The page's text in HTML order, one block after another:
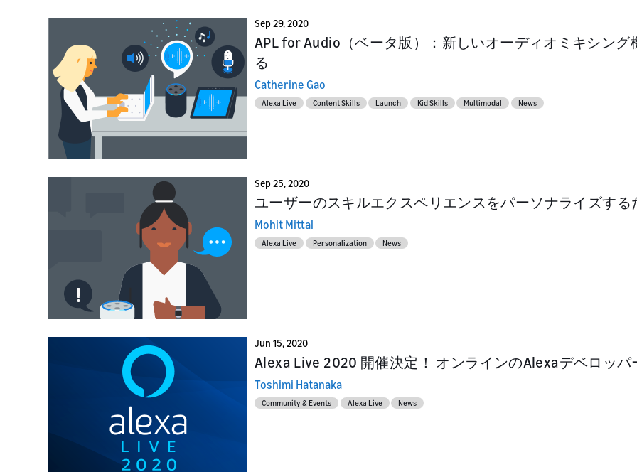
Build
kits, and solution
Home Skill API
Sep 29, 2020
APL for Audio（ベータ版）：新しいオーディオミキシン
る
Catherine Gao
Alexa Live Content Skills Launch Kid Skills Multimodal News
Sep 25, 2020
ユーザーのスキルエクスペリエンスをパーソナライズする
Mohit Mittal
Alexa Live Personalization News
Jun 15, 2020
Alexa Live 2020 開催決定！ オンラインのAlexaデベロッ
Toshimi Hatanaka
Community & Events Alexa Live News